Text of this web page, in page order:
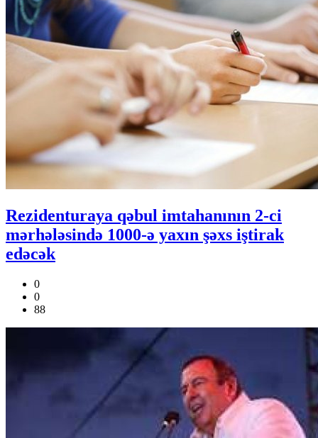
Rezidenturaya qəbul imtahanının 2-ci
mərhələsində 1000-ə yaxın şəxs iştirak
edəcək
0
0
88